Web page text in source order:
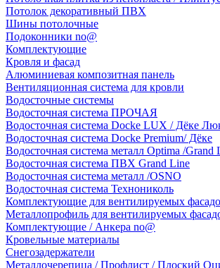
Потолок декоративный ПВХ
Шины потолочные
Подоконники no@
Комплектующие
Кровля и фасад
Алюминиевая композитная панель
Вентиляционная система для кровли
Водосточные системы
Водосточная система ПРОЧАЯ
Водосточная система Docke LUX / Дёке
Водосточная система Docke Premium/ Дёке
Водосточная система металл Optima /Grand
Водосточная система ПВХ Grand Line
Водосточная система металл /OSNO
Водосточная система Технониколь
Комплектующие для вентилируемых
Металлопрофиль для вентилируемых
Комплектующие / Анкера no@
Кровельные материалы
Снегозадержатели
Металлочерепица / Профлист / Плоский